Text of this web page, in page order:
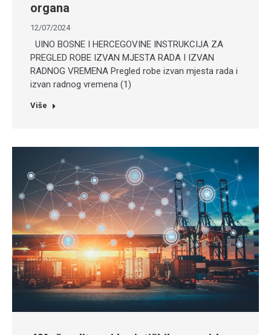
organa
12/07/2024
UINO BOSNE I HERCEGOVINE INSTRUKCIJA ZA
PREGLED ROBE IZVAN MJESTA RADA I IZVAN
RADNOG VREMENA Pregled robe izvan mjesta rada i
izvan radnog vremena (1)
Više